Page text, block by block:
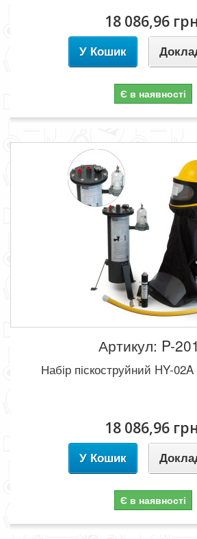
18 086,96
У Кошик
Є в наявності
Артикул: P-
Набір піскоструйний HY-
18 086,96
У Кошик
Є в наявності